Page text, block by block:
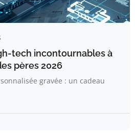
tech incontournables à
pères 2026
gravée : un cadeau